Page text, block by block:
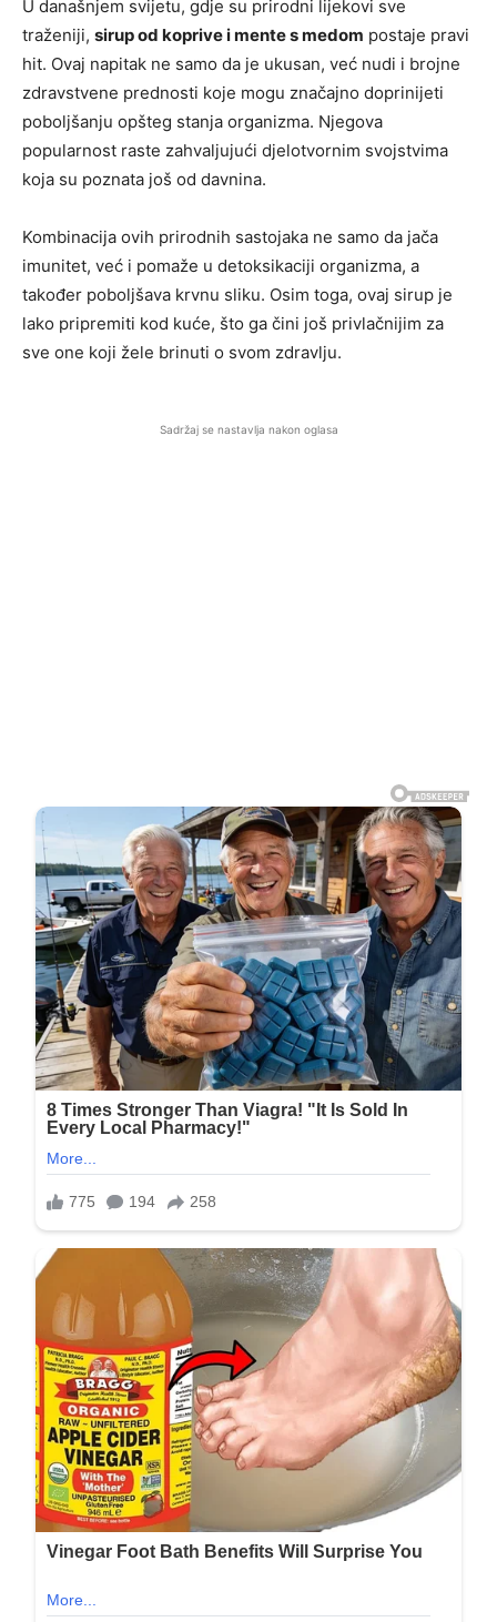
U današnjem svijetu, gdje su prirodni lijekovi sve
traženiji, sirup od koprive i mente s medom postaje pravi
hit. Ovaj napitak ne samo da je ukusan, već nudi i brojne
zdravstvene prednosti koje mogu značajno doprinijeti
poboljšanju opšteg stanja organizma. Njegova
popularnost raste zahvaljujući djelotvornim svojstvima
koja su poznata još od davnina.
Kombinacija ovih prirodnih sastojaka ne samo da jača
imunitet, već i pomaže u detoksikaciji organizma, a
također poboljšava krvnu sliku. Osim toga, ovaj sirup je
lako pripremiti kod kuće, što ga čini još privlačnijim za
sve one koji žele brinuti o svom zdravlju.
Sadržaj se nastavlja nakon oglasa